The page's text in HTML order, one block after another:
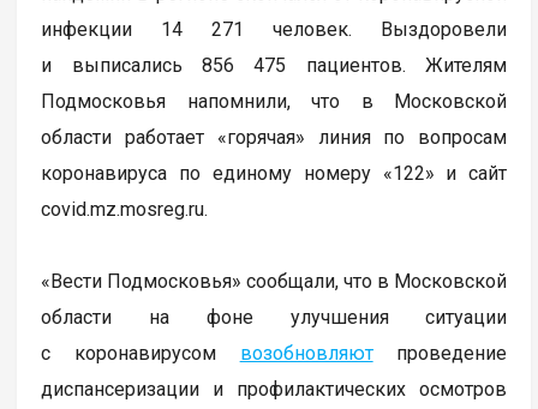
инфекции 14 271 человек. Выздоровели
и выписались 856 475 пациентов. Жителям
Подмосковья напомнили, что в Московской
области работает «горячая» линия по вопросам
коронавируса по единому номеру «122» и сайт
covid.mz.mosreg.ru.
«Вести Подмосковья» сообщали, что в Московской
области на фоне улучшения ситуации
с коронавирусом возобновляютпроведение
диспансеризации и профилактических осмотров